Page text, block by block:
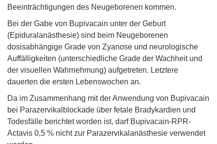
Beeinträchtigungen des Neugeborenen kommen.
Bei der Gabe von Bupivacain unter der Geburt
(Epiduralanästhesie) sind beim Neugeborenen
dosisabhängige Grade von Zyanose und neurologische
Auffälligkeiten (unterschiedliche Grade der Wachheit und
der visuellen Wahrnehmung) aufgetreten. Letztere
dauerten die ersten Lebenswochen an.
Da im Zusammenhang mit der Anwendung von Bupivacain
bei Parazervikalblockade über fetale Bradykardien und
Todesfälle berichtet worden ist, darf Bupivacain-RPR-
Actavis 0,5 % nicht zur Parazervikalanästhesie verwendet